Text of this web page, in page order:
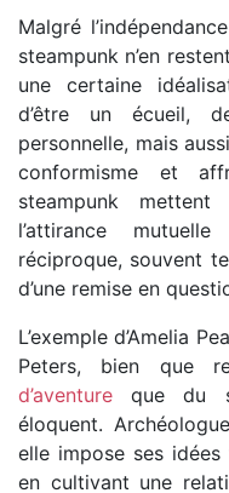
Malgré
steampunk n’en
une certaine
d’être un écueil,
personnelle, mais
conformisme et
steampunk
l’attirance mutuelle
réciproque, souvent
d’une remise en
L’exemple d’Amelia
Peters, bien que
d’aventure que du
éloquent.
elle impose ses
en cultivant une